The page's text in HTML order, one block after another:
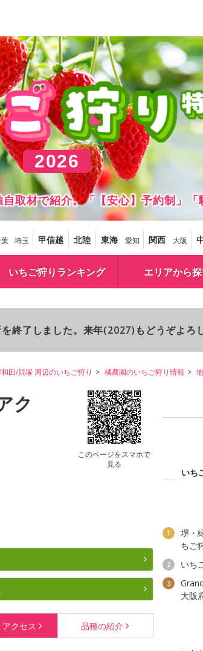
2026
取材で紹介。「【安心】予約制」
埼玉 甲信越 北陸 東海 愛知 関西 大阪
いちご狩りランキング エリアから
終了しました。来年(2027)もどうぞよろ
和田/貝塚 周辺のいちご狩り 橘農園のいちご狩り情報
ク
このページをスマホで
見る
アクセス 品種の紹介
いち
1
堺・
ちご
2 いち
3
大阪